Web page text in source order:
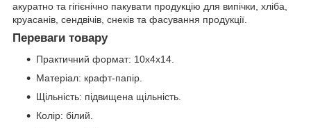
акуратно та гігієнічно пакувати продукцію для випічки, хліба,
круасанів, сендвічів, снеків та фасування продукції.
Переваги товару
Практичний формат: 10x4x14.
Матеріал: крафт-папір.
Щільність: підвищена щільність.
Колір: білий.